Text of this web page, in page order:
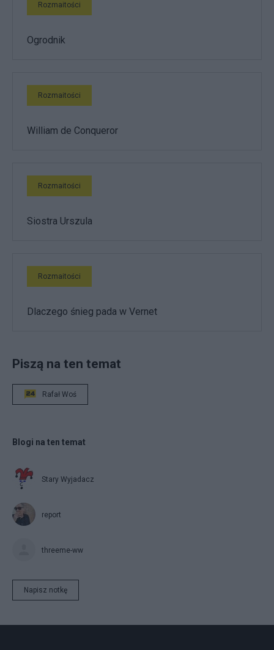
Rozmaitości
Ogrodnik
Rozmaitości
William de Conqueror
Rozmaitości
Siostra Urszula
Rozmaitości
Dlaczego śnieg pada w Vernet
Piszą na ten temat
Rafał Woś
Blogi na ten temat
Stary Wyjadacz
report
threeme-ww
Napisz notkę